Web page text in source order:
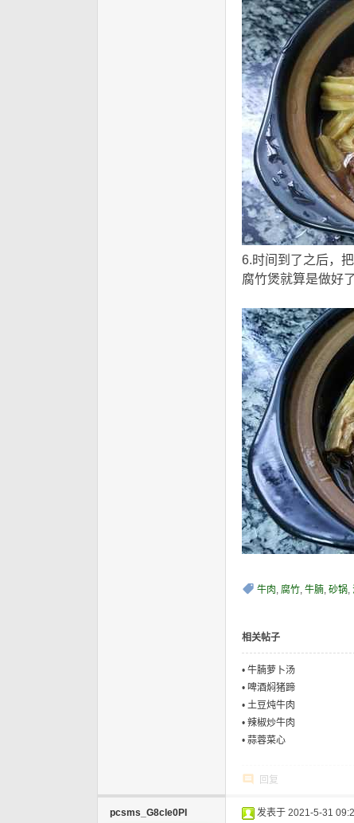
6.时间到了之后，
腐竹煲就算是做好
牛肉 , 腐竹, 牛腩, 砂锅,
相关帖子
• 牛腩萝卜汤
• 啤酒焖猪蹄
• 土豆炖牛肉
• 辣椒炒牛肉
• 蒜蓉菜心
回复
pcsms_G8cle0PI 发表于 2021-5-31